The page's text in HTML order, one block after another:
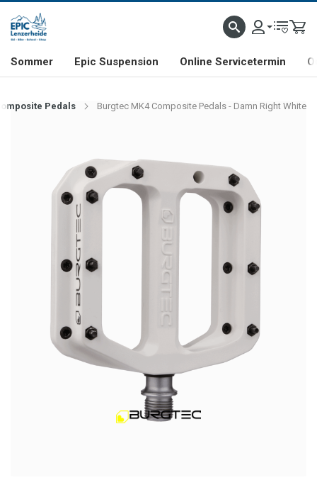
& FREERIDE-SPEZIALIST SCHWEIZER FIRMA SHOP & SHOWROOM IN
Sommer Epic Suspension Online Servicetermin
Pedals Burgtec MK4 Composite Pedals - Damn Right White